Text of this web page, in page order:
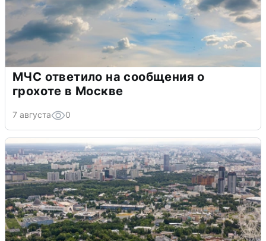
МЧС ответило на сообщения о
грохоте в Москве
7 августа 0